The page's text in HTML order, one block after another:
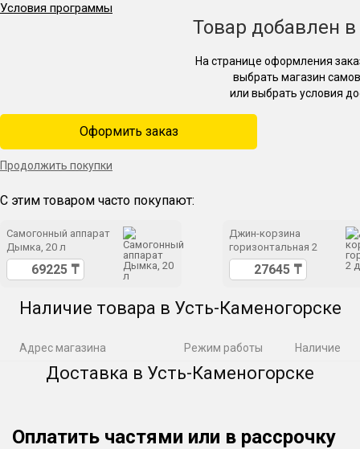
Условия программы
Товар добавлен в
На странице оформления
выбрать магазин
или выбрать условия
Оформить заказ
Продолжить покупки
С этим товаром часто покупают:
Самогонный аппарат
Дымка, 20 л
Джин-корзина
горизонтальная 2
дюйма
Наличие товара в Усть-Каменогорске
Адрес магазина Режим работы Наличие
Доставка в Усть-Каменогорске
Оплатить частями или в рассрочку